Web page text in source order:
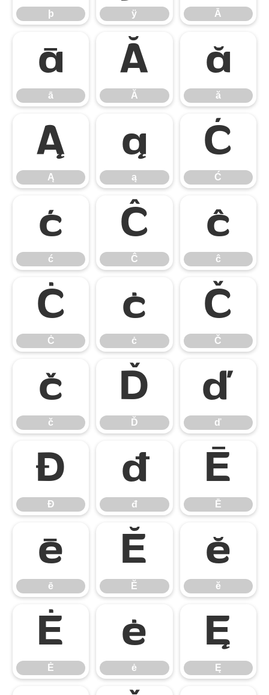
þ ÿ Ā
ā
ā
Ă
Ă
ă
ă
Ą
Ą
ą
ą
Ć
Ć
ć
ć
Ĉ
Ĉ
ĉ
ĉ
Ċ
Ċ
ċ
ċ
Č
Č
č
č
Ď
Ď
ď
ď
Đ
Đ
đ
đ
Ē
Ē
ē
ē
Ĕ
Ĕ
ĕ
ĕ
Ė
Ė
ė
ė
Ę
Ę